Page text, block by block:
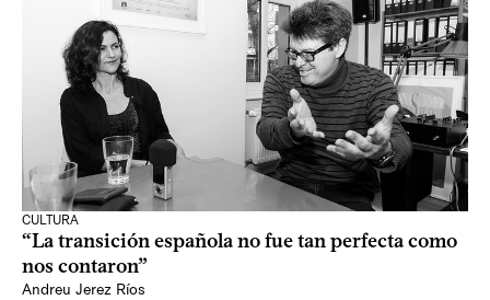
CULTURA
“La transición española no fue tan perfecta como
nos contaron”
Andreu Jerez Ríos